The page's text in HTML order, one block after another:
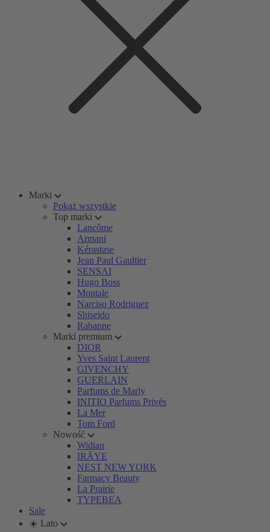
Marki
Pokaż wszystkie
Top marki
Lancôme
Armani
Kérastase
Jean Paul Gaultier
SENSAI
Hugo Boss
Montale
Narciso Rodriguez
Shiseido
Rabanne
Marki premium
DIOR
Yves Saint Laurent
GIVENCHY
GUERLAIN
Parfums de Marly
INITIO Parfums Privés
La Mer
Tom Ford
Nowość
Widian
IRÄYE
NEST NEW YORK
Farmacy Beauty
La Prairie
TYPEBEA
Sale
☀️ Lato